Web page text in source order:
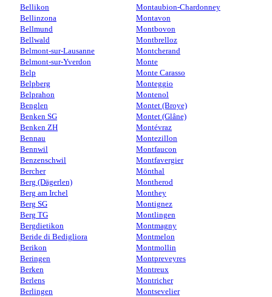
Bellikon
Bellinzona
Bellmund
Bellwald
Belmont-sur-Lausanne
Belmont-sur-Yverdon
Belp
Belpberg
Belprahon
Benglen
Benken SG
Benken ZH
Bennau
Bennwil
Benzenschwil
Bercher
Berg (Dägerlen)
Berg am Irchel
Berg SG
Berg TG
Bergdietikon
Beride di Bedigliora
Berikon
Beringen
Berken
Berlens
Berlingen
Montaubion-Chardonney
Montavon
Montbovon
Montbrelloz
Montcherand
Monte
Monte Carasso
Monteggio
Montenol
Montet (Broye)
Montet (Glâne)
Montévraz
Montezillon
Montfaucon
Montfavergier
Mönthal
Montherod
Monthey
Montignez
Montlingen
Montmagny
Montmelon
Montmollin
Montpreveyres
Montreux
Montricher
Montsevelier